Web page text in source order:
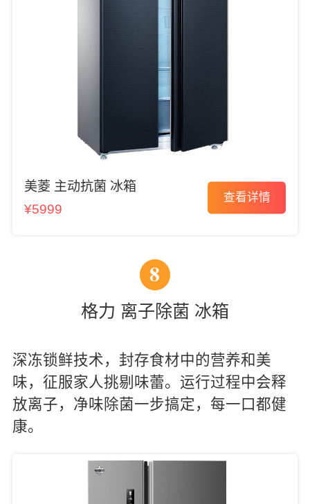
美菱 主动抗菌 冰箱
¥5999
查看详情
8
格力 离子除菌 冰箱
深冻锁鲜技术，封存食材中的营养和美
味，征服家人挑剔味蕾。运行过程中会释
放离子，净味除菌一步搞定，每一口都健
康。